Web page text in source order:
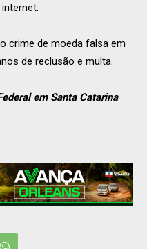
crime de moeda falsa em
de reclusão e multa.
em Santa Catarina